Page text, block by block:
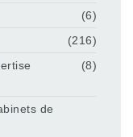
(6)
(216)
(8)
de